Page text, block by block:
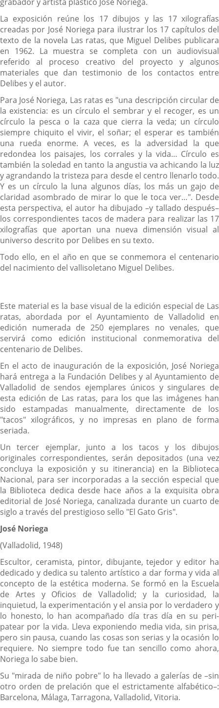
La exposición reúne los 17 dibujos y las 17 xilografías
creadas por José Noriega para ilustrar los 17 capítulos del
texto de la novela Las ratas, que Miguel Delibes publicara
en 1962. La muestra se completa con un audiovisual
referido al proceso creativo del proyecto y algunos
materiales que dan testimonio de los contactos entre
Delibes y el autor.
Para José Noriega, Las ratas es "una descripción circular de
la existencia: es un círculo el sembrar y el recoger, es un
círculo la pesca o la caza que cierra la veda; un círculo
siempre chiquito el vivir, el soñar; el esperar es también
una rueda enorme. A veces, es la adversidad la que
redondea los paisajes, los corrales y la vida… Círculo es
también la soledad en tanto la angustia va achicando la luz
y agrandando la tristeza para desde el centro llenarlo todo.
Y es un círculo la luna algunos días, los más un gajo de
claridad asombrado de mirar lo que le toca ver…". Desde
esta perspectiva, el autor ha dibujado –y tallado después–
los correspondientes tacos de madera para realizar las 17
xilografías que aportan una nueva dimensión visual al
universo descrito por Delibes en su texto.
Todo ello, en el año en que se conmemora el centenario
del nacimiento del vallisoletano Miguel Delibes.
Este material es la base visual de la edición especial de Las
ratas, abordada por el Ayuntamiento de Valladolid en
edición numerada de 250 ejemplares no venales, que
servirá como edición institucional conmemorativa del
centenario de Delibes.
En el acto de inauguración de la exposición, José Noriega
hará entrega a la Fundación Delibes y al Ayuntamiento de
Valladolid de sendos ejemplares únicos y singulares de
esta edición de Las ratas, para los que las imágenes han
sido estampadas manualmente, directamente de los
"tacos" xilográficos, y no impresas en plano de forma
seriada.
Un tercer ejemplar, junto a los tacos y los dibujos
originales correspondientes, serán depositados (una vez
concluya la exposición y su itinerancia) en la Biblioteca
Nacional, para ser incorporadas a la sección especial que
la Biblioteca dedica desde hace años a la exquisita obra
editorial de José Noriega, canalizada durante un cuarto de
siglo a través del prestigioso sello "El Gato Gris".
José Noriega
(Valladolid, 1948)
Escultor, ceramista, pintor, dibujante, tejedor y editor ha
dedicado y dedica su talento artístico a dar forma y vida al
concepto de la estética moderna. Se formó en la Escuela
de Artes y Oficios de Valladolid; y la curiosidad, la
inquietud, la experimentación y el ansia por lo verdadero y
lo honesto, lo han acompañado día tras día en su peri-
patear por la vida. Lleva exponiendo media vida, sin prisa,
pero sin pausa, cuando las cosas son serias y la ocasión lo
requiere. No siempre todo fue tan sencillo como ahora,
Noriega lo sabe bien.
Su "mirada de niño pobre" lo ha llevado a galerías de –sin
otro orden de prelación que el estrictamente alfabético–:
Barcelona, Málaga, Tarragona, Valladolid, Vitoria.